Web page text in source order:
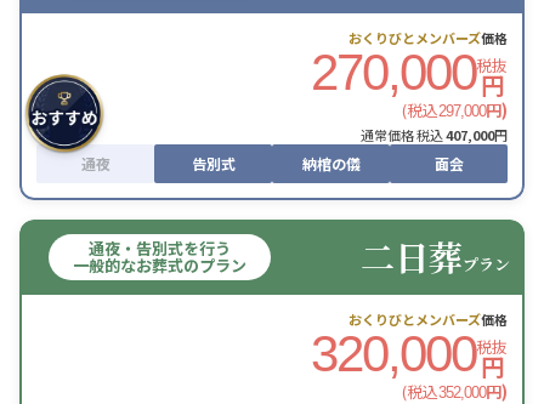
おくりびとメンバーズ価格
270,000税抜
円
(税込297,000円)
通常価格 税込407,000円
通夜 告別式 納棺の儀 面会
通夜・告別式を行う
一般的なお葬式のプラン 二日葬プラン
おくりびとメンバーズ価格
320,000税抜
円
(税込352,000円)